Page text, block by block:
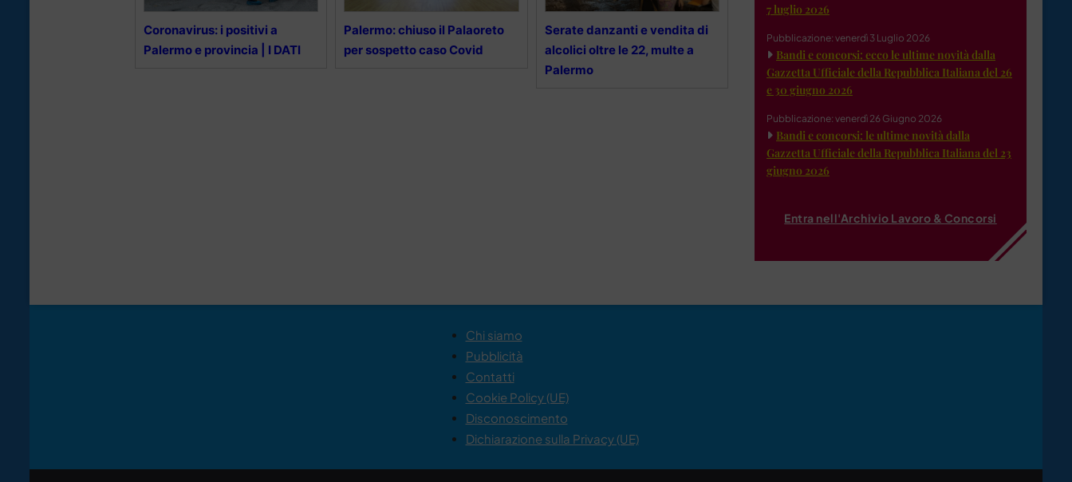
Coronavirus: i positivi a
Palermo e provincia | I DATI
Palermo: chiuso il Palaoreto
per sospetto caso Covid
Serate danzanti e vendita di
alcolici oltre le 22, multe a
Palermo
7 luglio 2026
Pubblicazione: venerdì 3 Luglio 2026
Bandi e concorsi: ecco le ultime novità dalla
Gazzetta Ufficiale della Repubblica Italiana del 26
e 30 giugno 2026
Pubblicazione: venerdì 26 Giugno 2026
Bandi e concorsi: le ultime novità dalla
Gazzetta Ufficiale della Repubblica Italiana del 23
giugno 2026
Entra nell'Archivio Lavoro & Concorsi
Chi siamo
Pubblicità
Contatti
Cookie Policy (UE)
Disconoscimento
Dichiarazione sulla Privacy (UE)